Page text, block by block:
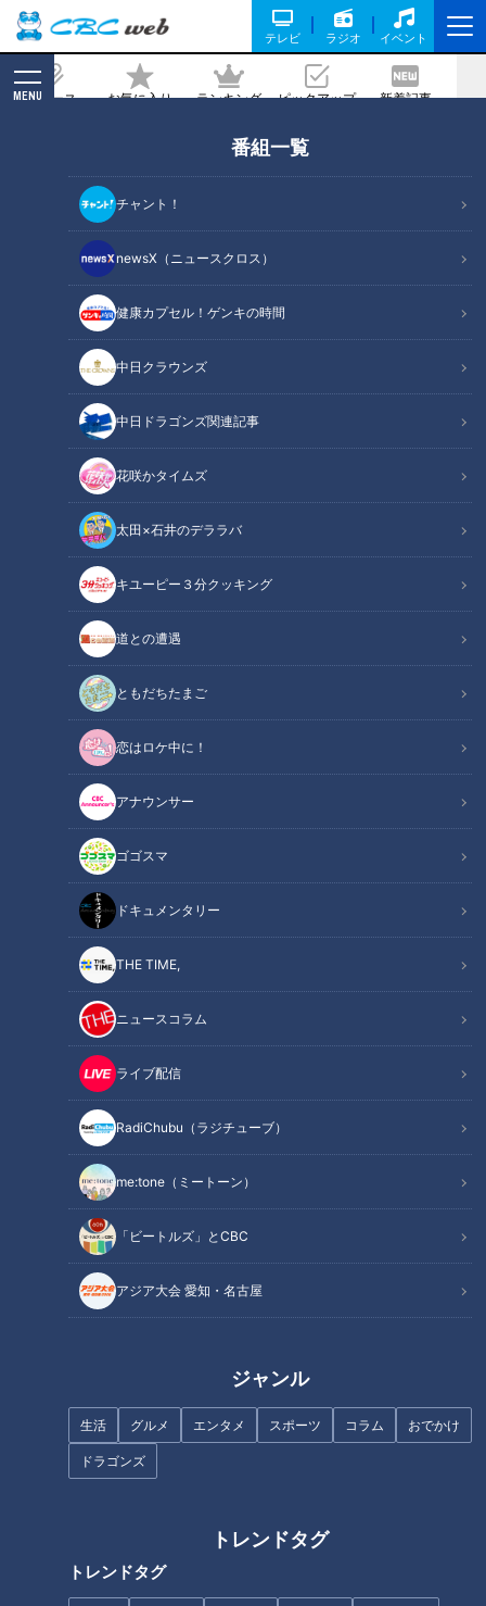
テレビ ラジオ イベント
ニュース お気に入り ランキング ピックアップ 新着記事
MENU
番組一覧
チャント！
newsX（ニュースクロス）
健康カプセル！ゲンキの時間
中日クラウンズ
中日ドラゴンズ関連記事
花咲かタイムズ
太田×石井のデララバ
キユーピー３分クッキング
道との遭遇
ともだちたまご
恋はロケ中に！
アナウンサー
ゴゴスマ
ドキュメンタリー
THE TIME,
ニュースコラム
ライブ配信
RadiChubu（ラジチューブ）
me:tone（ミートーン）
「ビートルズ」とCBC
アジア大会 愛知・名古屋
ジャンル
生活 グルメ エンタメ スポーツ コラム おでかけ
ドラゴンズ
トレンドタグ
トレンドタグ
どころは？「火星の石」に触れられる！
体験型パビリオンや注目の大阪グルメも
2025/04/17 06:03
CBCテレビ「花咲かタイムズ」
花咲かタイムズ
「花咲かタイムズ」記事
ついに「大阪・関西万博」が開幕！今回のテーマは“いのち輝
く未来社会のデザイン”。世界の最先端技術や各国との文化交
流もできる個性豊かなパビリオンなど盛りだくさん！そこで、
絶対見るべき万博の見どころを大調査しました。
万博の全容！大迫力のシンボル＆必見すべき水上ショー
目玉は「火星の石」！会場最大の「日本館」
モンハンに動くiPS細胞も！体験型の「大阪ヘルスケアパビ
リオン」
世界初の技術！最先端の技術に触れられる「シグネチャー
パビリオン」
予約が取れない超人気店の絶品グルメ
大阪グルメを堪能！万博内最大規模のフードコート
養殖100％を提供！“すし屋の未来”をテーマにした「スシロ
オススメ関連コンテンツ
万博の全容！大迫力のシンボル＆必見すべき水上
ショー